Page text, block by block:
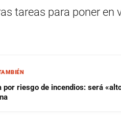
tareas para poner en
por riesgo de incendios: será